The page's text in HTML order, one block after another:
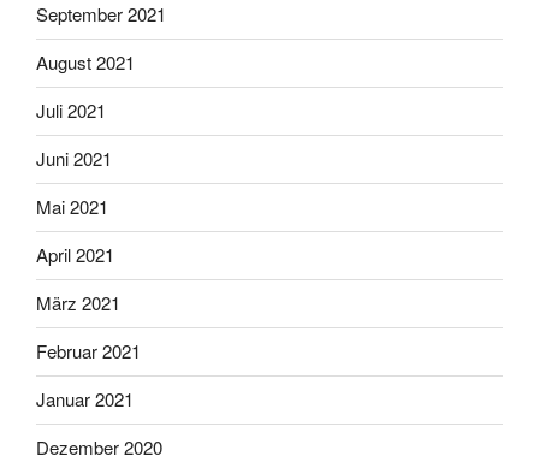
September 2021
August 2021
Juli 2021
Juni 2021
Mai 2021
April 2021
März 2021
Februar 2021
Januar 2021
Dezember 2020